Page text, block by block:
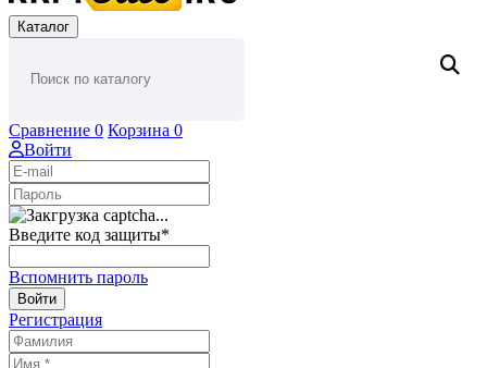
Каталог
Сравнение 0 Корзина 0
Войти
Введите код защиты*
Вспомнить пароль
Войти
Регистрация